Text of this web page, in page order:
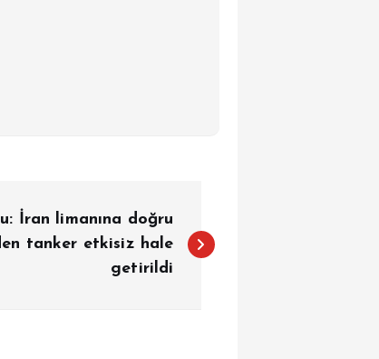
İran limanına doğru
tanker etkisiz hale
getirildi